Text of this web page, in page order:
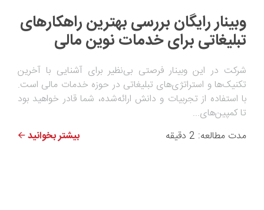
وبینار رایگان بررسی بهترین راهکارهای
تبلیغاتی برای خدمات نوین مالی
شرکت در این وبینار فرصتی بی‌نظیر برای آشنایی با آخرین
تکنیک‌ها و استراتژی‌های تبلیغاتی در حوزه خدمات مالی است.
با استفاده از تجربیات و دانش ارائه‌شده، شما قادر خواهید بود
تا کمپین‌های...
مدت مطالعه: 2 دقیقه
بیشتر بخوانید 🡨